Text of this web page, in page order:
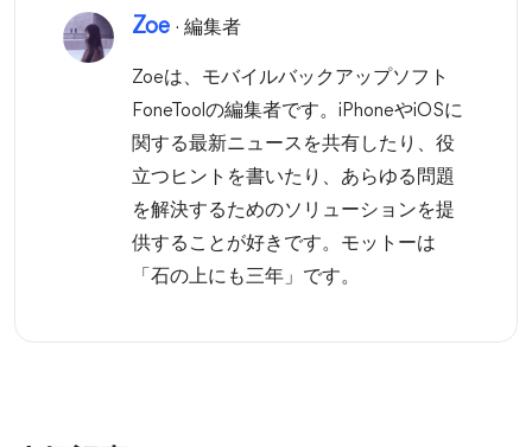
Zoe· 編集者
Zoeは、モバイルバックアップソフト
FoneToolの編集者です。iPhoneやiOSに
関する最新ニュースを共有したり、役
立つヒントを書いたり、あらゆる問題
を解決するためのソリューションを提
供することが好きです。モットーは
「石の上にも三年」です。